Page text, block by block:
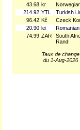
43.68 kr
214.92 YTL
Turkish
96.42 Kč
Czeck
20.90 lei
74.99 ZAR
South
Rand
Taux de change
du 1-Aug-2026